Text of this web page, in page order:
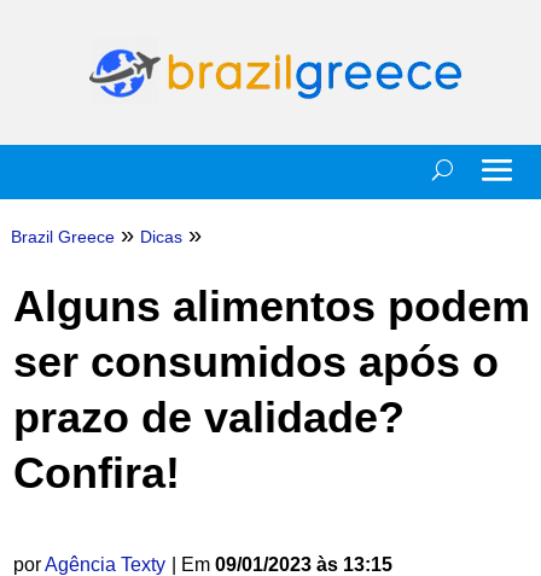
Brazil Greece » Dicas »
Alguns alimentos podem
ser consumidos após o
prazo de validade?
Confira!
porAgência Texty | Em 09/01/2023 às 13:15